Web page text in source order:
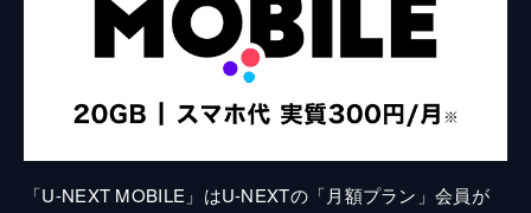
「U-NEXT MOBILE」はU-NEXTの「月額プラン」会員が